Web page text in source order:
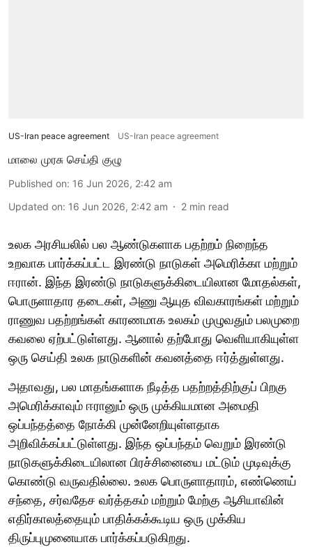
US-Iran peace agreement US-Iran peace agreement
மாலை முரசு செய்தி குழு
Published on: 16 Jun 2026, 2:42 am
Updated on: 16 Jun 2026, 2:42 am 2 min read
உலக அரசியலில் பல ஆண்டுகளாக பதற்றம் நிறைந்த
உறவாக பார்க்கப்பட்ட இரண்டு நாடுகள் அமெரிக்கா மற்றும்
ஈரான். இந்த இரண்டு நாடுகளுக்கிடையிலான மோதல்கள்,
பொருளாதார தடைகள், அணு ஆயுத விவகாரங்கள் மற்றும்
ராணுவ பதற்றங்கள் காரணமாக உலகம் முழுவதும் பலமுறை
கவலை ஏற்பட்டுள்ளது. ஆனால் தற்போது வெளியாகியுள்ள
ஒரு செய்தி உலக நாடுகளின் கவனத்தை ஈர்த்துள்ளது.
அதாவது, பல மாதங்களாக நீடித்த பதற்றத்திற்குப் பிறகு
அமெரிக்காவும் ஈரானும் ஒரு முக்கியமான அமைதி
ஒப்பந்தத்தை நோக்கி முன்னேறியுள்ளதாக
அறிவிக்கப்பட்டுள்ளது. இந்த ஒப்பந்தம் வெறும் இரண்டு
நாடுகளுக்கிடையிலான பிரச்சினையை மட்டும் முடிவுக்கு
கொண்டு வருவதில்லை. உலக பொருளாதாரம், எண்ணெய்
சந்தை, சர்வதேச வர்த்தகம் மற்றும் மேற்கு ஆசியாவின்
எதிர்காலத்தையும் பாதிக்கக்கூடிய ஒரு முக்கிய
திருப்புமுனையாக பார்க்கப்படுகிறது.